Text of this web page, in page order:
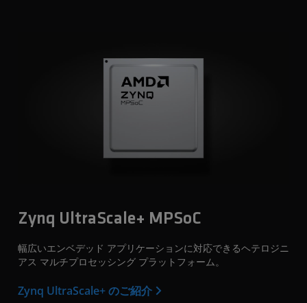
Zynq UltraScale+ MPSoC
幅広いエンベデッド アプリケーションに対応できるヘテロジニ
アス マルチプロセッシング プラットフォーム。
Zynq UltraScale+ のご紹介